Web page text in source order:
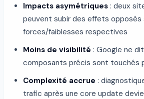
Impacts asymétriques : deux
peuvent subir des effets opposés
forces/faiblesses respectives
Moins de visibilité : Google ne
composants précis sont touchés
Complexité accrue :
trafic après une core update